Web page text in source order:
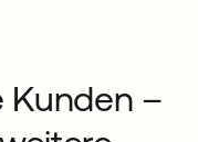
Kunden –